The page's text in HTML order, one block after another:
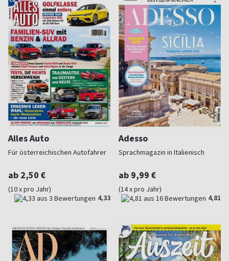
Alles Auto
Für österreichischen Autofahrer
ab 2,50 €
(10 x pro Jahr)
4,33
Adesso
Sprachmagazin in Italienisch
ab 9,99 €
(14 x pro Jahr)
4,81